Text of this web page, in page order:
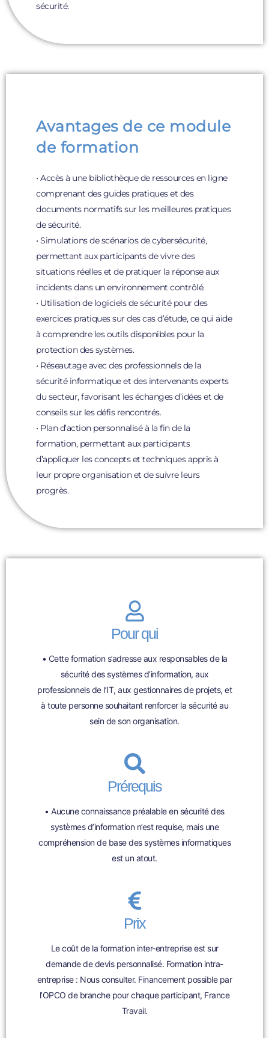
sécurité.
Avantages de ce module
de formation
• Accès à une bibliothèque de ressources en ligne
comprenant des guides pratiques et des
documents normatifs sur les meilleures pratiques
de sécurité.
• Simulations de scénarios de cybersécurité,
permettant aux participants de vivre des
situations réelles et de pratiquer la réponse aux
incidents dans un environnement contrôlé.
• Utilisation de logiciels de sécurité pour des
exercices pratiques sur des cas d’étude, ce qui aide
à comprendre les outils disponibles pour la
protection des systèmes.
• Réseautage avec des professionnels de la
sécurité informatique et des intervenants experts
du secteur, favorisant les échanges d’idées et de
conseils sur les défis rencontrés.
• Plan d’action personnalisé à la fin de la
formation, permettant aux participants
d’appliquer les concepts et techniques appris à
leur propre organisation et de suivre leurs
progrès.
Pour qui
• Cette formation s’adresse aux responsables de la
sécurité des systèmes d’information, aux
professionnels de l’IT, aux gestionnaires de projets, et
à toute personne souhaitant renforcer la sécurité au
sein de son organisation.
Prérequis
• Aucune connaissance préalable en sécurité des
systèmes d’information n’est requise, mais une
compréhension de base des systèmes informatiques
est un atout.
Prix
Le coût de la formation inter-entreprise est sur
demande de devis personnalisé. Formation intra-
entreprise : Nous consulter. Financement possible par
l’OPCO de branche pour chaque participant, France
Travail.